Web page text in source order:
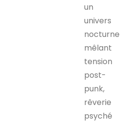
un
univers
nocturne
mêlant
tension
post-
punk,
rêverie
psyché